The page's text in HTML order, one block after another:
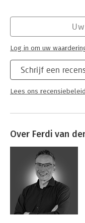
Schrijf een
Lees ons recensiebeleid
Log in om uw
Over Ferdi van